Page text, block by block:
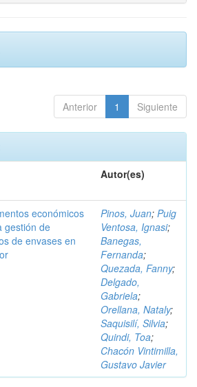
Anterior 1 Siguiente
Autor(es)
económicos
gestión de
de envases en
Pinos, Juan; Puig
Ventosa, Ignasi;
Banegas,
Fernanda;
Quezada, Fanny;
Delgado,
Gabriela;
Orellana, Nataly;
Saquisilí, Silvia;
Quindi, Toa;
Chacón Vintimilla,
Gustavo Javier